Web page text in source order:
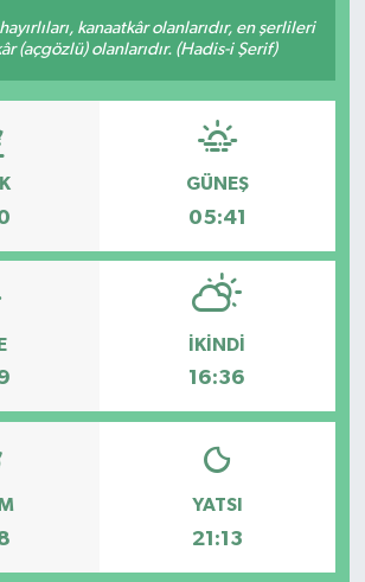
kanaatkâr olanlarıdır, en şerlileri
(açgözlü) olanlarıdır. (Hadis-i Şerif)
GÜNEŞ
05:41
İKINDI
16:36
YATSI
21:13